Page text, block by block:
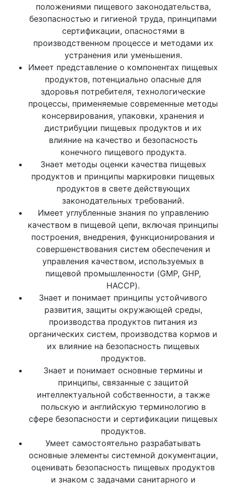
положениями пищевого законодательства,
безопасностью и гигиеной труда, принципами
сертификации, опасностями в
производственном процессе и методами их
устранения или уменьшения.
Имеет представление о компонентах пищевых
продуктов, потенциально опасные для
здоровья потребителя, технологические
процессы, применяемые современные методы
консервирования, упаковки, хранения и
дистрибуции пищевых продуктов и их
влияние на качество и безопасность
конечного пищевого продукта.
Знает методы оценки качества пищевых
продуктов и принципы маркировки пищевых
продуктов в свете действующих
законодательных требований.
Имеет углубленные знания по управлению
качеством в пищевой цепи, включая принципы
построения, внедрения, функционирования и
совершенствования систем обеспечения и
управления качеством, используемых в
пищевой промышленности (GMP, GHP,
HACCP).
Знает и понимает принципы устойчивого
развития, защиты окружающей среды,
производства продуктов питания из
органических систем, производства кормов и
их влияние на безопасность пищевых
продуктов.
Знает и понимает основные термины и
принципы, связанные с защитой
интеллектуальной собственности, а также
польскую и английскую терминологию в
сфере безопасности и сертификации пищевых
продуктов.
Умеет самостоятельно разрабатывать
основные элементы системной документации,
оценивать безопасность пищевых продуктов
и знаком с задачами санитарного и